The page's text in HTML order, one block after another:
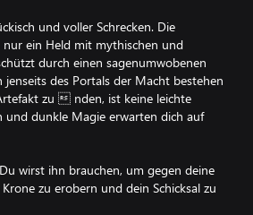
und voller Schrecken. Die
nur ein Held mit mythischen und
durch einen sagenumwobenen
jenseits des Portals der Macht bestehen
zu  nden, ist keine leichte
und dunkle Magie erwarten dich auf
wirst ihn brauchen, um gegen deine
zu erobern und dein Schicksal zu